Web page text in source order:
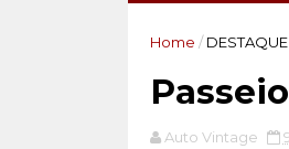
Home / DESTAQUE
Auto Vintage